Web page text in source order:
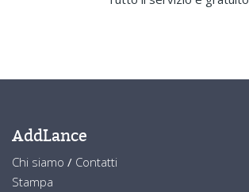
AddLance
Chi siamo / Contatti
Stampa